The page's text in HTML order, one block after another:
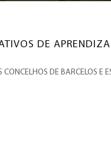
DE
DE BARCELOS E